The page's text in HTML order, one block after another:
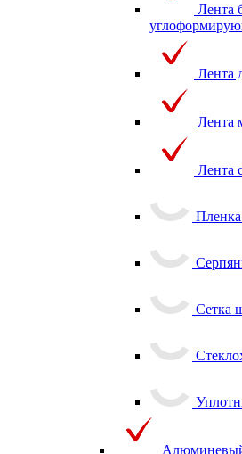
Лента
Лента
Лента
Лента
Сетка